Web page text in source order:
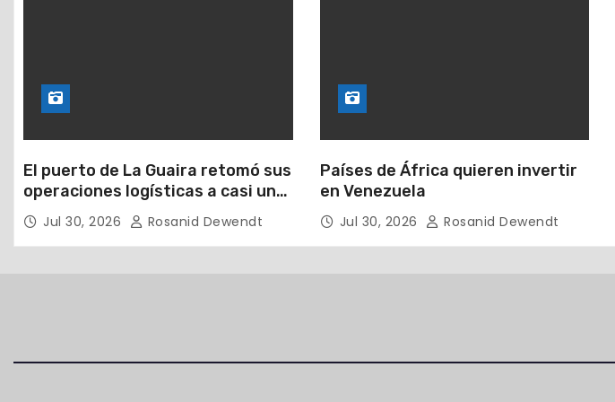
El puerto de La Guaira retomó sus
operaciones logísticas a casi un
mes de los devastadores
terremotos
Jul 30, 2026 Rosanid Dewendt
Países de África quieren invertir
en Venezuela
Jul 30, 2026 Rosanid Dewendt